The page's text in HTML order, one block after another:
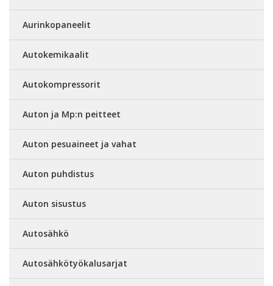
Aurinkopaneelit
Autokemikaalit
Autokompressorit
Auton ja Mp:n peitteet
Auton pesuaineet ja vahat
Auton puhdistus
Auton sisustus
Autosähkö
Autosähkötyökalusarjat